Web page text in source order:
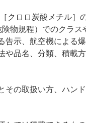
クロロ炭酸メチル］
物規程）でのクラ
告示、航空機による
や品名、分類、積載
その取扱い方、ハン